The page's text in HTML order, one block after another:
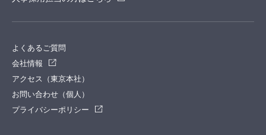
よくあるご質問
会社情報
アクセス（東京本社）
お問い合わせ（個人）
プライバシーポリシー